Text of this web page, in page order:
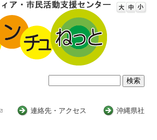
Jump to navigation
索
連絡先・アクセス
沖縄県社